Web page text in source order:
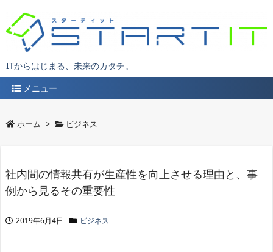
ITからはじまる、未来のカタチ。
メニュー
ホーム > ビジネス
社内間の情報共有が生産性を向上させる理由と、事
例から見るその重要性
2019年6月4日 ビジネス